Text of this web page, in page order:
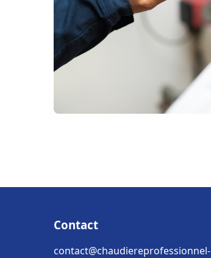
Contact
contact@chaudiereprofessionnel-